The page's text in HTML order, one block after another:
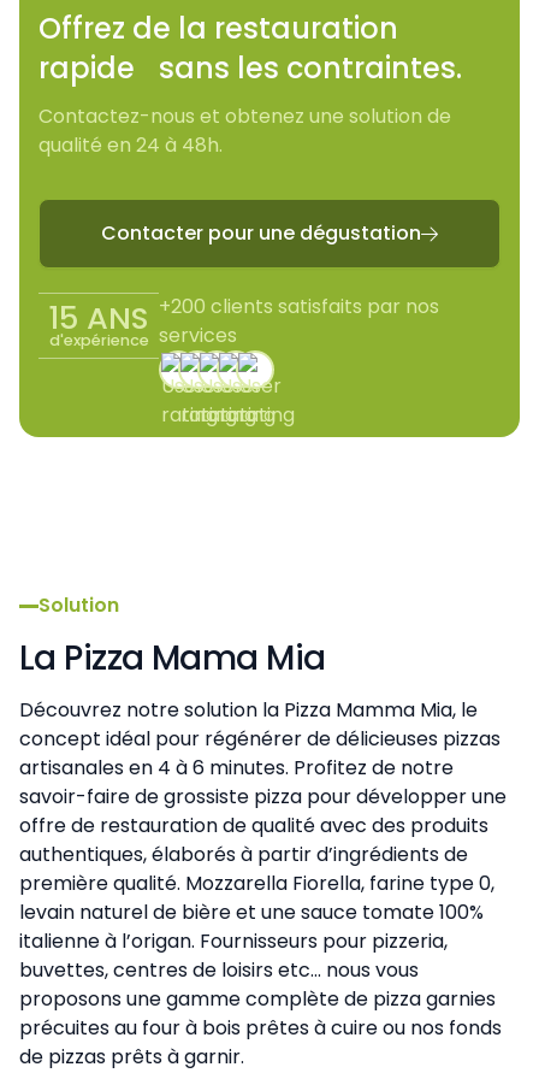
Offrez de la restauration
rapide sans les contraintes.
Contactez-nous et obtenez une solution de
qualité en 24 à 48h.
Contacter pour une dégustation
15 ANS
d'expérience
+200 clients satisfaits par nos
services
Solution
La Pizza Mama Mia
Découvrez notre solution la Pizza Mamma Mia, le
concept idéal pour régénérer de délicieuses pizzas
artisanales en 4 à 6 minutes. Profitez de notre
savoir-faire de grossiste pizza pour développer une
offre de restauration de qualité avec des produits
authentiques, élaborés à partir d’ingrédients de
première qualité. Mozzarella Fiorella, farine type 0,
levain naturel de bière et une sauce tomate 100%
italienne à l’origan. Fournisseurs pour pizzeria,
buvettes, centres de loisirs etc... nous vous
proposons une gamme complète de pizza garnies
précuites au four à bois prêtes à cuire ou nos fonds
de pizzas prêts à garnir.